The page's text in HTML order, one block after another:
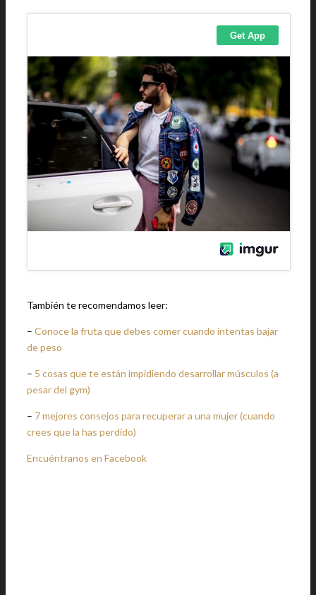
También te recomendamos leer:
– Conoce la fruta que debes comer cuando intentas bajar
de peso
– 5 cosas que te están impidiendo desarrollar músculos (a
pesar del gym)
– 7 mejores consejos para recuperar a una mujer (cuando
crees que la has perdido)
Encuéntranos en Facebook